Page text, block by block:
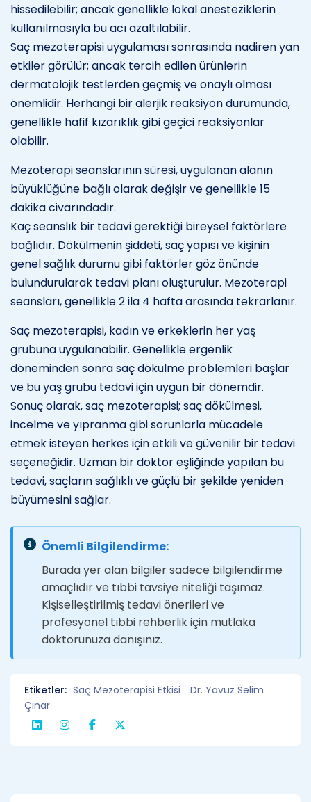
hissedilebilir; ancak genellikle lokal anesteziklerin
kullanılmasıyla bu acı azaltılabilir.
Saç mezoterapisi uygulaması sonrasında nadiren yan
etkiler görülür; ancak tercih edilen ürünlerin
dermatolojik testlerden geçmiş ve onaylı olması
önemlidir. Herhangi bir alerjik reaksiyon durumunda,
genellikle hafif kızarıklık gibi geçici reaksiyonlar
olabilir.
Mezoterapi seanslarının süresi, uygulanan alanın
büyüklüğüne bağlı olarak değişir ve genellikle 15
dakika civarındadır.
Kaç seanslık bir tedavi gerektiği bireysel faktörlere
bağlıdır. Dökülmenin şiddeti, saç yapısı ve kişinin
genel sağlık durumu gibi faktörler göz önünde
bulundurularak tedavi planı oluşturulur. Mezoterapi
seansları, genellikle 2 ila 4 hafta arasında tekrarlanır.
Saç mezoterapisi, kadın ve erkeklerin her yaş
grubuna uygulanabilir. Genellikle ergenlik
döneminden sonra saç dökülme problemleri başlar
ve bu yaş grubu tedavi için uygun bir dönemdir.
Sonuç olarak, saç mezoterapisi; saç dökülmesi,
incelme ve yıpranma gibi sorunlarla mücadele
etmek isteyen herkes için etkili ve güvenilir bir tedavi
seçeneğidir. Uzman bir doktor eşliğinde yapılan bu
tedavi, saçların sağlıklı ve güçlü bir şekilde yeniden
büyümesini sağlar.
Önemli Bilgilendirme:
Burada yer alan bilgiler sadece bilgilendirme
amaçlıdır ve tıbbi tavsiye niteliği taşımaz.
Kişiselleştirilmiş tedavi önerileri ve
profesyonel tıbbi rehberlik için mutlaka
doktorunuza danışınız.
Etiketler: Saç Mezoterapisi Etkisi
Dr. Yavuz Selim
Çınar